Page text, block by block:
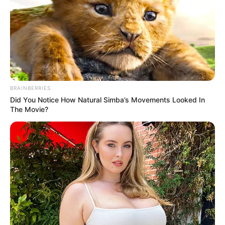
Θλίψη στην Εύβοια για γυναίκα
Ακολουθήστε το evianews.com στοGoogle
News
ΤΑ ΠΙΟ ΔΗΜΟΦΙΛΗ
BRAINBERRIES
Did You Notice How Natural Simba’s Movements Looked In
The Movie?